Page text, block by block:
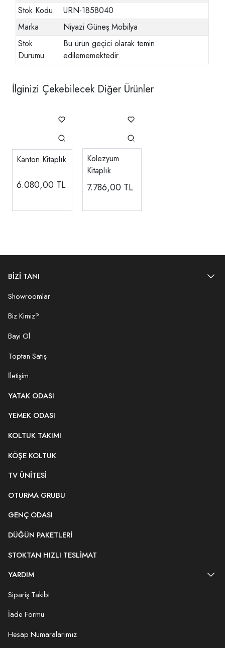
Stok Kodu
URN-1858040
Marka
Niyazi Güneş Mobilya
Stok
Durumu
Bu ürün geçici olarak temin
edilememektedir.
İlginizi Çekebilecek Diğer Ürünler
Kanton Kitaplık
6.080,00 TL
Kolezyum
Kitaplık
7.786,00 TL
BİZİ TANI
Showroomlar
Biz Kimiz?
Bayi Ol
Toptan Satış
İletişim
YATAK ODASI
YEMEK ODASI
KOLTUK TAKIMI
KÖŞE KOLTUK
TV ÜNITESI
OTURMA GRUBU
GENÇ ODASI
DÜĞÜN PAKETLERI
STOKTAN HIZLI TESLIMAT
YARDIM
Sipariş Takibi
İade Formu
Hesap Numaralarımız